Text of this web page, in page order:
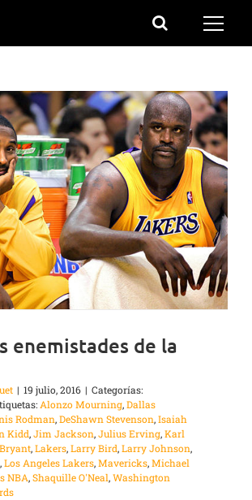
enemistades de la
| 19 julio, 2016 | Categorías:
Alonzo Mourning,Dallas
Rodman,DeShawn Stevenson,Isaiah
Kidd,Jim Jackson,Julius Erving,Karl
,Lakers,Larry Bird,Larry Johnson,
,Los Angeles Lakers,Mavericks,Michael
NBA,Shaquille O'Neal,Washington